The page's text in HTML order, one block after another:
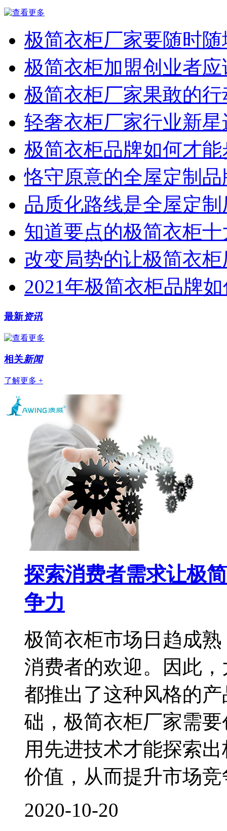
极简衣柜厂家要随时
极简衣柜加盟创业者
极简衣柜厂家果敢的
轻奢衣柜厂家行业新
极简衣柜品牌如何才
恪守原意的全屋定制
品质化路线是全屋定
知道要点的极简衣柜
改变局势的让极简衣
2021年极简衣柜品牌
最新资讯
相关新闻
了解更多 +
探索消费者需求让极
争力
极简衣柜市场日趋成
消费者的欢迎。因此
都推出了这种风格的
础，极简衣柜厂家需
用先进技术才能探索
价值，从而提升市场
2020-10-20